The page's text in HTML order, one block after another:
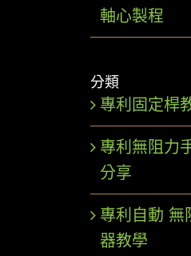
軸心製程
分類
專利固定桿
專利無阻力
分享
專利自動 無
器教學